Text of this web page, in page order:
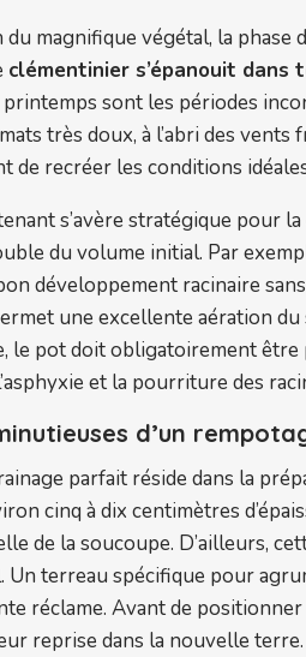
du magnifique végétal, la
clémentinier s’épanouit dans
printemps sont les périodes
très doux, à l’abri des
de recréer les conditions
s’avère stratégique pour
du volume initial. Par
développement racinaire
une excellente aération
le pot doit obligatoirement être
et la pourriture des
d’un
parfait réside dans la
cinq à dix centimètres
de la soucoupe. D’ailleurs,
Un terreau spécifique pour
réclame. Avant de
reprise dans la nouvelle